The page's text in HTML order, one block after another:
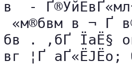
в  -
«м­®бвм в ¬ ­Ґ
бв . ‚бҐ ЇаЁ§­
вг ¦Ґ аҐ«ЁЈЁо;